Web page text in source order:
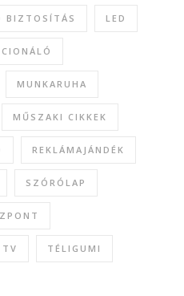
BIZTOSÍTÁS LED
MUNKARUHA
MŰSZAKI CIKKEK
REKLÁMAJÁNDÉK
SZÓRÓLAP
TV TÉLIGUMI